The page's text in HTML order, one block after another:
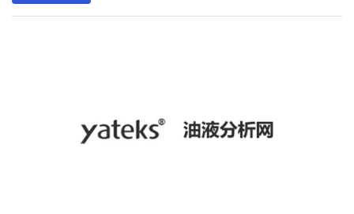
长短，而润滑油检测是保证润滑油质量的有效措施。常规的理化分